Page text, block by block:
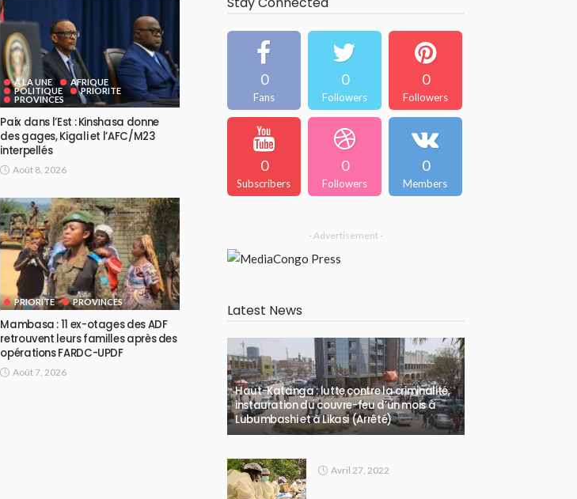
A LA UNE
AFRIQUE
POLITIQUE
PRIORITE
PROVINCES
Paix dans l’Est : Kinshasa donne
des gages, Kigali et l’AFC/M23
interpellés
Août 8, 2026
PRIORITE PROVINCES
Mambasa : 11 ex-otages des ADF
retrouvent leurs familles après des
opérations FARDC-UPDF
Août 7, 2026
0
Fans
0
Followers
0
Followers
0
Subscribers
0
Followers
0
Members
- Advertisement -
Latest News
Haut-Katanga : lutte contre la criminalité,
instauration du couvre-feu d’un mois à
Lubumbashi et à Likasi (Arrêté)
Avril 27, 2022